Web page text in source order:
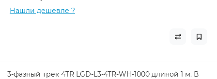
Нашли дешевле ?
3-фазный трек 4TR LGD-L3-4TR-WH-1000 длиной 1 м. В